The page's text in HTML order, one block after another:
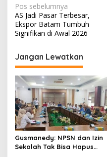
N
a
v
i
g
a
s
i
p
o
s
Pos sebelumnya
AS Jadi Pasar Terbesar,
Ekspor Batam Tumbuh
Signifikan di Awal 2026
Jangan Lewatkan
Gusmanedy: NPSN dan Izin
Sekolah Tak Bisa Hapus